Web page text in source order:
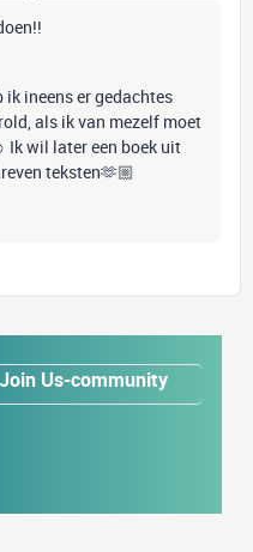
ineens er gedachtes
als ik van mezelf moet
wil later een boek uit
teksten🫶🏼
Us-community